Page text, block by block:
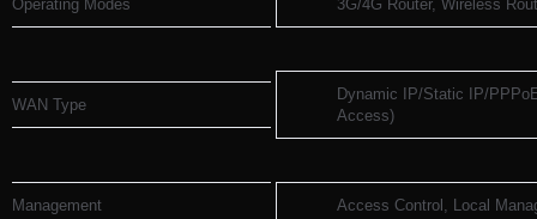
Operating Modes 3G/4G Router, Wireless
WAN Type
Dynamic IP/Static IP/
Access)
Management Access Control, Local